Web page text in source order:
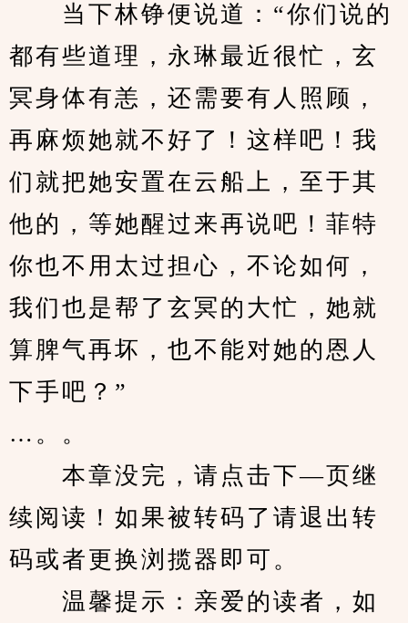
当下林铮便说道：“你们说的
都有些道理，永琳最近很忙，玄
冥身体有恙，还需要有人照顾，
再麻烦她就不好了！这样吧！我
们就把她安置在云船上，至于其
他的，等她醒过来再说吧！菲特
你也不用太过担心，不论如何，
我们也是帮了玄冥的大忙，她就
算脾气再坏，也不能对她的恩人
下手吧？”
…。。
本章没完，请点击下—页继
续阅读！如果被转码了请退出转
码或者更换浏揽器即可。
温馨提示：亲爱的读者，如